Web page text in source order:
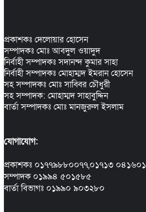
প্রকাশকঃ দেলোয়ার হোসেন
সম্পাদকঃ মোঃ আবদুল ওয়াদুদ
নির্বাহী সম্পাদকঃ সদানন্দ কুমার সাহা
নির্বাহী সম্পাদকঃ মোহাম্মদ ইমরান হোসেন
সহ সম্পাদকঃ মোঃ সাব্বির চৌধুরী
সহ সম্পাদক: মোহাম্মদ সাহাবুদ্দিন
বার্তা সম্পাদকঃ মোঃ মানজুরুল ইসলাম
যোগাযোগ:
প্রকাশকঃ ০১৭৭৯৮৮০০৭৭,০১৭১৩ ০৪১৬০১
সম্পাদক ০১৯৯৪ ৫০১৫৮৫
বার্তা বিভাগঃ ০১৯৯০ ৯০৩২৮০